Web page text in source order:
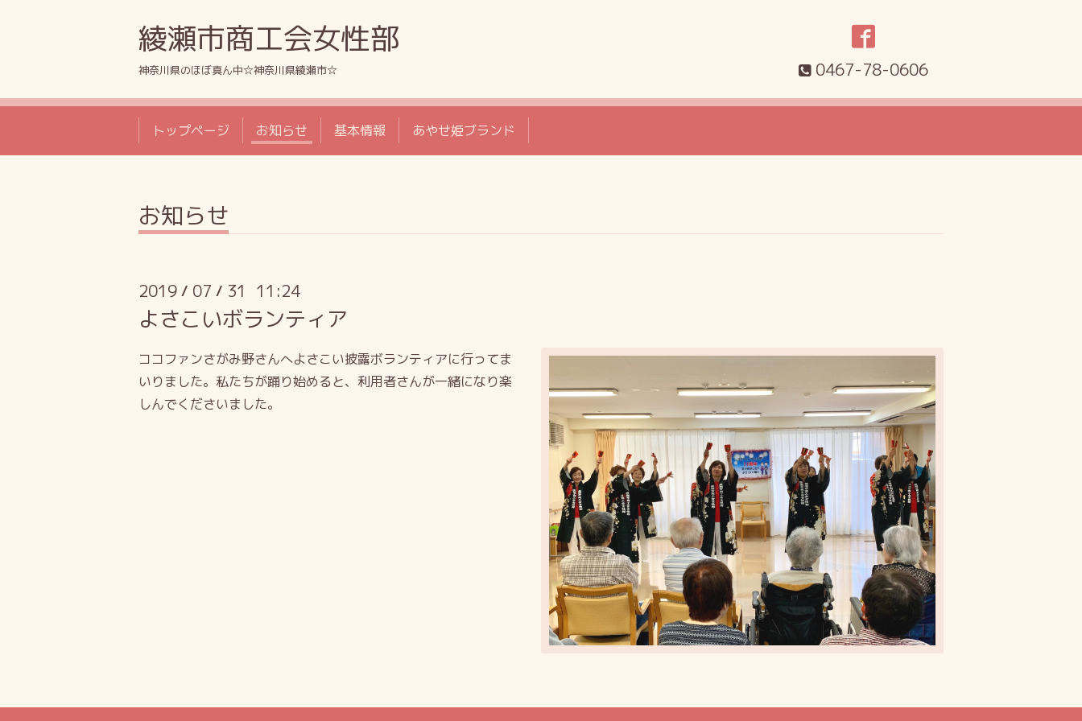
綾瀬市商工会女性部
神奈川県のほぼ真ん中☆神奈川県綾瀬市☆ 0467-78-0606
トップページ お知らせ 基本情報 あやせ姫ブランド
お知らせ
2019 / 07 / 31 11:24
よさこいボランティア
ココファンさがみ野さんへよさこい披露ボランティアに行ってま
いりました。私たちが踊り始めると、利用者さんが一緒になり楽
しんでくださいました。